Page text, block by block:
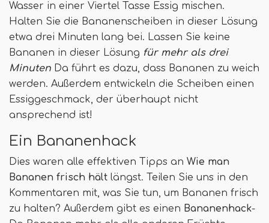
Wasser in einer Viertel Tasse Essig mischen.
Halten Sie die Bananenscheiben in dieser Lösung
etwa drei Minuten lang bei. Lassen Sie keine
Bananen in dieser Lösung für mehr als drei
Minuten Da führt es dazu, dass Bananen zu weich
werden. Außerdem entwickeln die Scheiben einen
Essiggeschmack, der überhaupt nicht
ansprechend ist!
Ein Bananenhack
Dies waren alle effektiven Tipps an Wie man
Bananen frisch hält längst. Teilen Sie uns in den
Kommentaren mit, was Sie tun, um Bananen frisch
zu halten? Außerdem gibt es einen Bananenhack-